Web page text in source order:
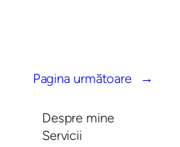
Pagina următoare →
Despre mine
Servicii